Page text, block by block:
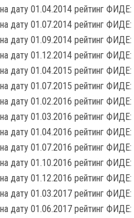
на дату 01.04.2014 рейтинг ФИДЕ:
на дату 01.07.2014 рейтинг ФИДЕ:
на дату 01.09.2014 рейтинг ФИДЕ:
на дату 01.12.2014 рейтинг ФИДЕ:
на дату 01.04.2015 рейтинг ФИДЕ:
на дату 01.07.2015 рейтинг ФИДЕ:
на дату 01.02.2016 рейтинг ФИДЕ:
на дату 01.03.2016 рейтинг ФИДЕ:
на дату 01.04.2016 рейтинг ФИДЕ:
на дату 01.07.2016 рейтинг ФИДЕ:
на дату 01.10.2016 рейтинг ФИДЕ:
на дату 01.12.2016 рейтинг ФИДЕ:
на дату 01.03.2017 рейтинг ФИДЕ:
на дату 01.06.2017 рейтинг ФИДЕ: